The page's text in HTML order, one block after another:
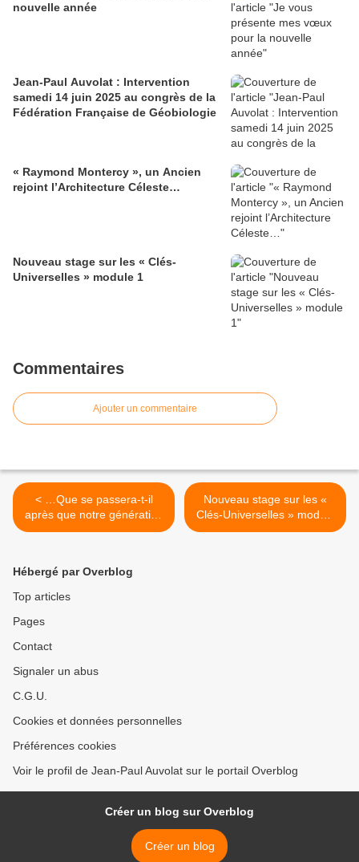
nouvelle année
Jean-Paul Auvolat : Intervention
samedi 14 juin 2025 au congrès de la
Fédération Française de Géobiologie
« Raymond Montercy », un Ancien
rejoint l’Architecture Céleste…
Nouveau stage sur les « Clés-
Universelles » module 1
Commentaires
Ajouter un commentaire
< …Que se passera-t-il
après que notre génération
ait disparu, après que nos
Nouveau stage sur les «
Clés-Universelles » module
1 >
Hébergé par Overblog
Top articles
Pages
Contact
Signaler un abus
C.G.U.
Cookies et données personnelles
Préférences cookies
Voir le profil de Jean-Paul Auvolat sur le portail Overblog
Créer un blog sur Overblog
Créer un blog